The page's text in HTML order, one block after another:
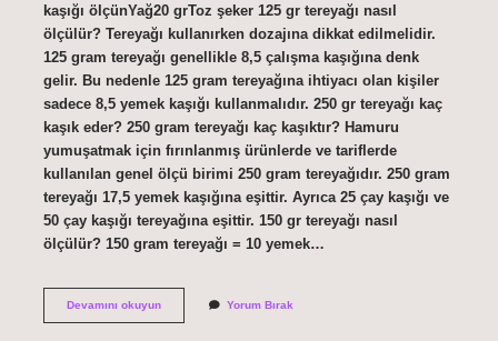
kaşığı ölçünYağ20 grToz şeker 125 gr tereyağı nasıl
ölçülür? Tereyağı kullanırken dozajına dikkat edilmelidir.
125 gram tereyağı genellikle 8,5 çalışma kaşığına denk
gelir. Bu nedenle 125 gram tereyağına ihtiyacı olan kişiler
sadece 8,5 yemek kaşığı kullanmalıdır. 250 gr tereyağı kaç
kaşık eder? 250 gram tereyağı kaç kaşıktır? Hamuru
yumuşatmak için fırınlanmış ürünlerde ve tariflerde
kullanılan genel ölçü birimi 250 gram tereyağıdır. 250 gram
tereyağı 17,5 yemek kaşığına eşittir. Ayrıca 25 çay kaşığı ve
50 çay kaşığı tereyağına eşittir. 150 gr tereyağı nasıl
ölçülür? 150 gram tereyağı = 10 yemek…
Devamını okuyun1
Yorum Bırak